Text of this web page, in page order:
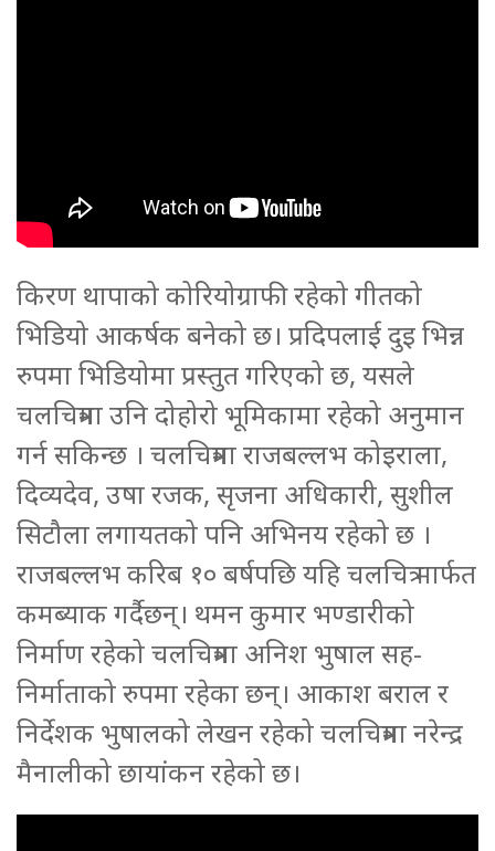
किरण थापाको कोरियोग्राफी रहेको गीतको
भिडियो आकर्षक बनेको छ। प्रदिपलाई दुइ भिन्न
रुपमा भिडियोमा प्रस्तुत गरिएको छ, यसले
चलचित्रमा उनि दोहोरो भूमिकामा रहेको अनुमान
गर्न सकिन्छ । चलचित्रमा राजबल्लभ कोइराला,
दिव्यदेव, उषा रजक, सृजना अधिकारी, सुशील
सिटौला लगायतको पनि अभिनय रहेको छ ।
राजबल्लभ करिब १० बर्षपछि यहि चलचित्र मार्फत
कमब्याक गर्दैछन्। थमन कुमार भण्डारीको
निर्माण रहेको चलचित्रमा अनिश भुषाल सह-
निर्माताको रुपमा रहेका छन्। आकाश बराल र
निर्देशक भुषालको लेखन रहेको चलचित्रमा नरेन्द्र
मैनालीको छायांकन रहेको छ।